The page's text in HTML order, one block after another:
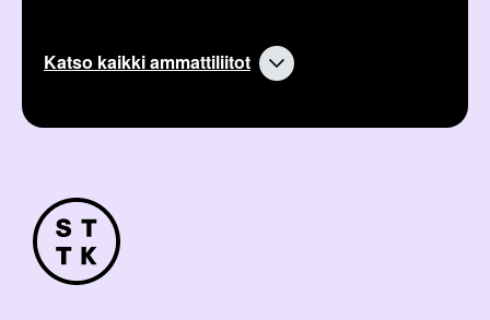
Katso kaikki ammattiliitot